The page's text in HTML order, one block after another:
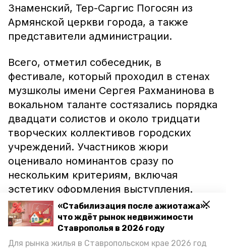
«Стабилизация после ажиотажа»:
что ждёт рынок недвижимости
Ставрополья в 2026 году
Для рынка жилья в Ставропольском крае 2026 год
Знаменский, Тер-Саргис Погосян из
Армянской церкви города, а также
представители администрации.
Всего, отметил собеседник, в
фестивале, который проходил в стенах
музшколы имени Сергея Рахманинова в
вокальном таланте состязались порядка
двадцати солистов и около тридцати
творческих коллективов городских
учреждений. Участников жюри
оценивало номинантов сразу по
нескольким критериям, включая
эстетику оформления выступления.
Лучшие были отмечены дипломами
лауреатов, а также благодарственными
письмами от организационного